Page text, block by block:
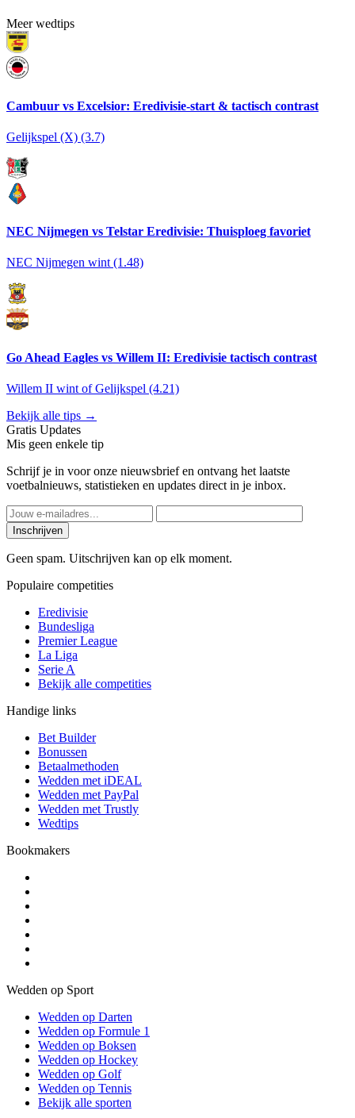
Meer wedtips
Cambuur vs Excelsior: Eredivisie-start & tactisch contrast
Gelijkspel (X) (3.7)
NEC Nijmegen vs Telstar Eredivisie: Thuisploeg favoriet
NEC Nijmegen wint (1.48)
Go Ahead Eagles vs Willem II: Eredivisie tactisch contrast
Willem II wint of Gelijkspel (4.21)
Bekijk alle tips →
Gratis Updates
Mis geen enkele tip
Schrijf je in voor onze nieuwsbrief en ontvang het laatste
voetbalnieuws, statistieken en updates direct in je inbox.
Inschrijven
Geen spam. Uitschrijven kan op elk moment.
Populaire competities
Eredivisie
Bundesliga
Premier League
La Liga
Serie A
Bekijk alle competities
Handige links
Bet Builder
Bonussen
Betaalmethoden
Wedden met iDEAL
Wedden met PayPal
Wedden met Trustly
Wedtips
Bookmakers
Wedden op Sport
Wedden op Darten
Wedden op Formule 1
Wedden op Boksen
Wedden op Hockey
Wedden op Golf
Wedden op Tennis
Bekijk alle sporten